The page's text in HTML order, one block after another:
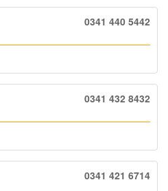
0341 440 5442
0341 432 8432
0341 421 6714